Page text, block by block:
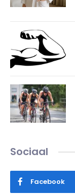
Sociaal
Facebook